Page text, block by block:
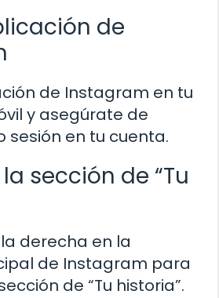
de
de Instagram en tu
y asegúrate de
sesión en tu cuenta.
sección de “Tu
derecha en la
de Instagram para
de “Tu historia”.